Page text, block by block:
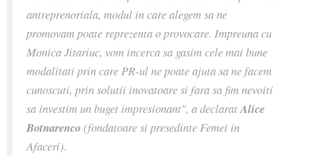
antreprenoriala, modul in care alegem sa ne
promovam poate reprezenta o provocare. Impreuna cu
Monica Jitariuc, vom incerca sa gasim cele mai bune
modalitati prin care PR-ul ne poate ajuta sa ne facem
cunoscuti, prin solutii inovatoare si fara sa fim nevoiti
sa investim un buget impresionant", a declaratAlice
Botnarenco(fondatoare si presedinte Femei in
Afaceri).